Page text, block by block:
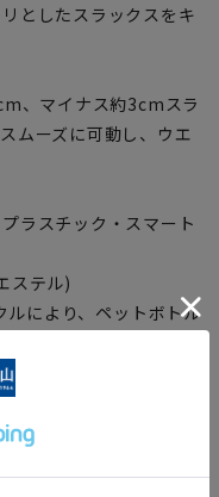
としたスラックスをキ
、マイナス約3cmスラ
ムーズに可動し、ウエ
ラスチック・スマート
ステル)
ルにより、ペットボトル